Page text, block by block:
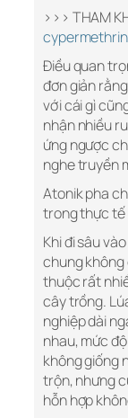
>>> THAM
cypermethrin
Điều quan
đơn giản
với cái gì
nhận nhiều
ứng ngược
nghe truyền
Atonik pha
trong thực
Khi đi sâu
chung không
thuộc rất
cây trồng.
nghiệp dài
nhau, mức
không giống
trộn, nhưng
hỗn hợp